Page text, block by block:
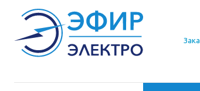
О компании
Доставка
Производители